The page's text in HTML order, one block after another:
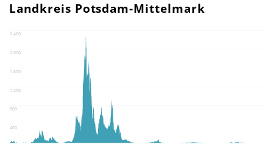
Landkreis Potsdam-Mittelmark
400
800
1.200
1.600
2.000
2.400